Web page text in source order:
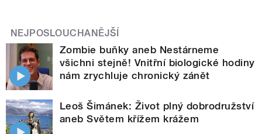
NEJPOSLOUCHANĚJŠÍ
Zombie buňky aneb Nestárneme
všichni stejně! Vnitřní biologické hodiny
nám zrychluje chronický zánět
Leoš Šimánek: Život plný dobrodružství
aneb Světem křížem krážem